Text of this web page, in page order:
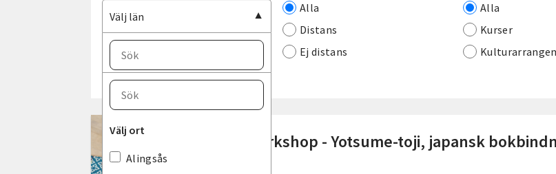
Välj län
Välj län
Välj ort
Välj ort
Alingsås
Alla
Distans
Ej distans
Alla
Kurser
Workshop - Yotsume-toji, japansk